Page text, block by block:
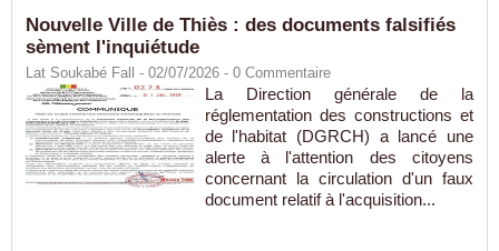
Nouvelle Ville de Thiès : des documents falsifiés
sèment l'inquiétude
Lat Soukabé Fall - 02/07/2026 - 0 Commentaire
La Direction générale de la
réglementation des constructions et
de l'habitat (DGRCH) a lancé une
alerte à l'attention des citoyens
concernant la circulation d'un faux
document relatif à l'acquisition...